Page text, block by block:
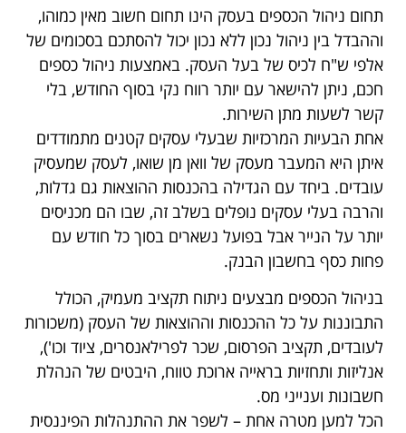
תחום ניהול הכספים בעסק הינו תחום חשוב מאין כמוהו,
וההבדל בין ניהול נכון ללא נכון יכול להסתכם בסכומים של
אלפי ש"ח לכיס של בעל העסק. באמצעות ניהול כספים
חכם, ניתן להישאר עם יותר רווח נקי בסוף החודש, בלי
קשר לשעות מתן השירות.
אחת הבעיות המרכזיות שבעלי עסקים קטנים מתמודדים
איתן היא המעבר מעסק של וואן מן שואו, לעסק שמעסיק
עובדים. ביחד עם הגדילה בהכנסות ההוצאות גם גדלות,
והרבה בעלי עסקים נופלים בשלב זה, שבו הם מכניסים
יותר על הנייר אבל בפועל נשארים בסוך כל חודש עם
פחות כסף בחשבון הבנק.
בניהול הכספים מבצעים ניתוח תקציב מעמיק, הכולל
התבוננות על כל ההכנסות וההוצאות של העסק (משכורות
לעובדים, תקציב הפרסום, שכר לפרילאנסרים, ציוד וכו'),
אנליזות ותחזיות בראייה ארוכת טווח, היבטים של הנהלת
חשבונות וענייני מס.
הכל למען מטרה אחת – לשפר את ההתנהלות הפיננסית